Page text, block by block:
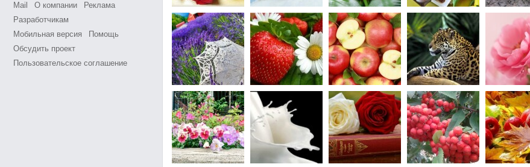
Mail О компании
Реклама
Разработчикам
Мобильная версия
Помощь
Обсудить проект
Пользовательское соглашение